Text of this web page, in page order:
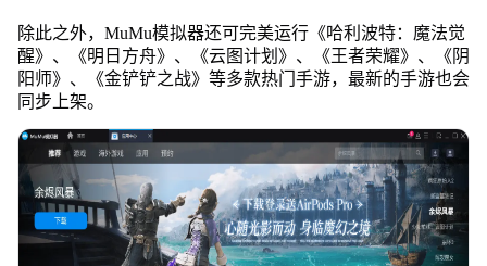
除此之外，MuMu模拟器还可完美运行《哈利波特：魔法觉
醒》、《明日方舟》、《云图计划》、《王者荣耀》、《阴
阳师》、《金铲铲之战》等多款热门手游，最新的手游也会
同步上架。